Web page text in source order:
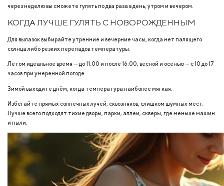
через неделю вы сможете гулять по два раза в день, утром и вечером.
КОГДА ЛУЧШЕ ГУЛЯТЬ С НОВОРОЖДЕННЫМ
Для вылазок выбирайте утренние и вечерние часы, когда нет палящего
солнца либо резких перепадов температуры.
Летом идеальное время — до 11:00 и после 16:00, весной и осенью — с 10 до 17
часов при умеренной погоде.
Зимой выходите днём, когда температура наиболее мягкая.
Избегайте прямых солнечных лучей, сквозняков, слишком шумных мест.
Лучше всего подходят тихие дворы, парки, аллеи, скверы, где меньше машин
и пыли.